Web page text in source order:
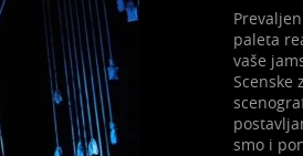
paleta
vaše
Scenske
smo i